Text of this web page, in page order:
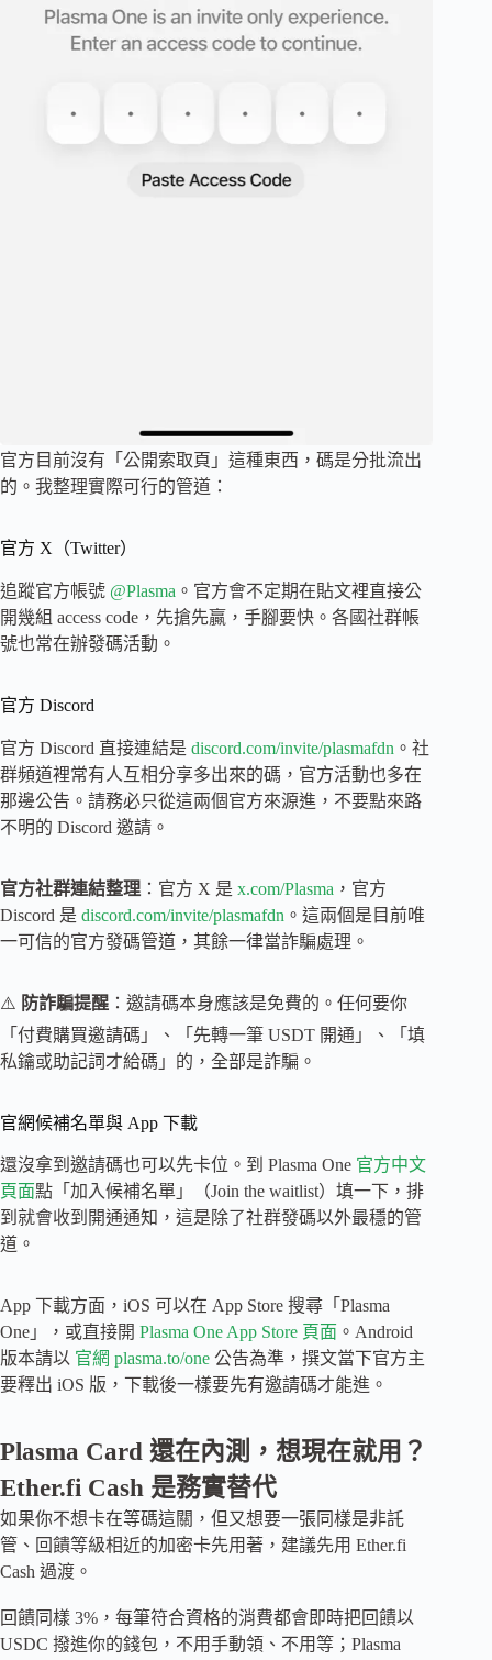
官方目前沒有「公開索取頁」這種東西，碼是分批流出
的。我整理實際可行的管道：
官方 X（Twitter）
追蹤官方帳號 @Plasma 。官方會不定期在貼文裡直接公
開幾組 access code，先搶先贏，手腳要快。各國社群帳
號也常在辦發碼活動。
官方 Discord
官方 Discord 直接連結是 discord.com/invite/plasmafdn 。社
群頻道裡常有人互相分享多出來的碼，官方活動也多在
那邊公告。請務必只從這兩個官方來源進，不要點來路
不明的 Discord 邀請。
官方社群連結整理 ：官方 X 是 x.com/Plasma ，官方
Discord 是 discord.com/invite/plasmafdn 。這兩個是目前唯
一可信的官方發碼管道，其餘一律當詐騙處理。
⚠️ 防詐騙提醒 ：邀請碼本身應該是免費的。任何要你
「付費購買邀請碼」、「先轉一筆 USDT 開通」、「填
私鑰或助記詞才給碼」的，全部是詐騙。
官網候補名單與 App 下載
還沒拿到邀請碼也可以先卡位。到 Plasma One 官方中文
頁面點「加入候補名單」（Join the waitlist）填一下，排
到就會收到開通通知，這是除了社群發碼以外最穩的管
道。
App 下載方面，iOS 可以在 App Store 搜尋「Plasma
One」，或直接開 Plasma One App Store 頁面 。Android
版本請以 官網 plasma.to/one 公告為準，撰文當下官方主
要釋出 iOS 版，下載後一樣要先有邀請碼才能進。
Plasma Card 還在內測，想現在就用？
Ether.fi Cash 是務實替代
如果你不想卡在等碼這關，但又想要一張同樣是非託
管、回饋等級相近的加密卡先用著，建議先用 Ether.fi
Cash 過渡。
回饋同樣 3%，每筆符合資格的消費都會即時把回饋以
USDC 撥進你的錢包，不用手動領、不用等；Plasma